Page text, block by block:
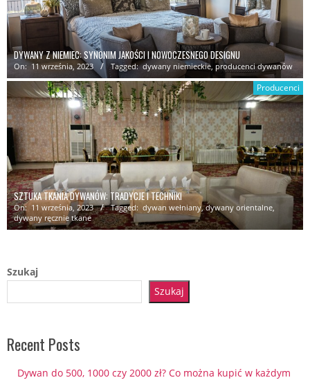
DYWANY Z NIEMIEC: SYNONIM JAKOŚCI I NOWOCZESNEGO DESIGNU
On: 11 września, 2023 Tagged: dywany niemieckie producenci dywanów
Producenci
SZTUKA TKANIA DYWANÓW: TRADYCJE I TECHNIKI
On: 11 września, 2023 Tagged: dywan wełniany,dywany orientalne
dywany ręcznie tkane
Szukaj
Szukaj
Recent Posts
Dywan do 500, 1000 czy 2000 zł? Co można kupić w każdym